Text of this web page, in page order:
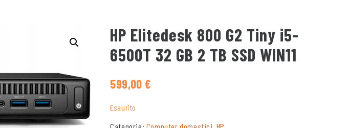
HP Elitedesk 800 G2 Tiny i5-
6500T 32 GB 2 TB SSD WIN11
599,00€
Esaurito